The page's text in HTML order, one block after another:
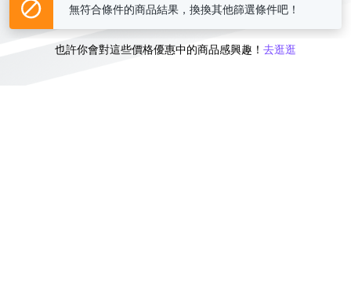
或
也許你會對這些價格優惠中的商品感興趣！ 去逛逛
無符合條件的商品結果，換換其他篩選條件吧！